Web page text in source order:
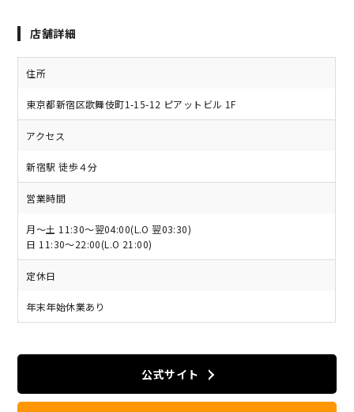
店舗詳細
住所
東京都新宿区歌舞伎町1-15-12 ピアットビル 1F
アクセス
新宿駅 徒歩４分
営業時間
月～土 11:30～翌04:00(L.O 翌03:30)
日 11:30～22:00(L.O 21:00)
定休日
年末年始休業あり
公式サイト